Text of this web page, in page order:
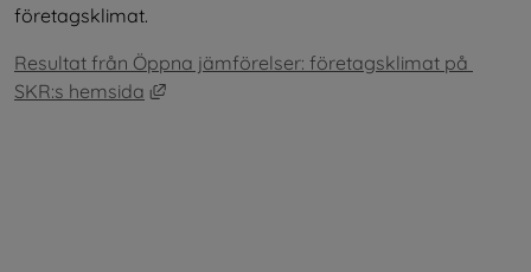
företagsklimat.
Resultat från Öppna jämförelser: företagsklimat på
SKR:s hemsida
Länk till annan webbplats, öppnas i nytt